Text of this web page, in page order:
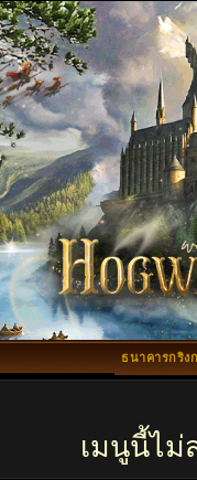
ธนาคารกริง
เมนูนี้ไม่